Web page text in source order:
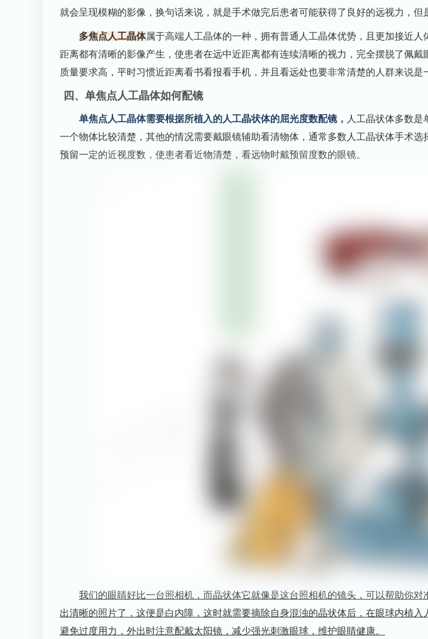
就会呈现模糊的影像，换句话来说，就是手术做完后患者可能获得了良好的远视力，
多焦点人工晶体属于高端人工晶体的一种，拥有普通人工晶体优势，且更加接近
距离都有清晰的影像产生，使患者在远中近距离都有连续清晰的视力，完全摆脱了佩
质量要求高，平时习惯近距离看书看报看手机，并且看远处也要非常清楚的人群来说是
四、单焦点人工晶体如何配镜
单焦点人工晶体需要根据所植入的人工晶状体的屈光度数配镜， 人工晶状体多数
一个物体比较清楚，其他的情况需要戴眼镜辅助看清物体，通常多数人工晶状体手术
预留一定的近视度数，使患者看近物清楚，看远物时戴预留度数的眼镜。
我们的眼睛好比一台照相机，而晶状体它就像是这台照相机的镜头，可以帮助你
出清晰的照片了，这便是白内障，这时就需要摘除自身混浊的晶状体后，在眼球内植
避免过度用力，外出时注意配戴太阳镜，减少强光刺激眼球，维护眼睛健康。